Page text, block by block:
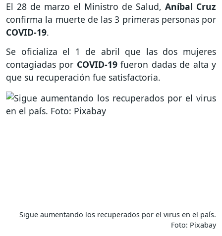
El 28 de marzo el Ministro de Salud, Aníbal Cruz
confirma la muerte de las 3 primeras personas por
COVID-19.
Se oficializa el 1 de abril que las dos mujeres
contagiadas por COVID-19fueron dadas de alta y
que su recuperación fue satisfactoria.
Sigue aumentando los recuperados por el virus en el país.
Foto: Pixabay